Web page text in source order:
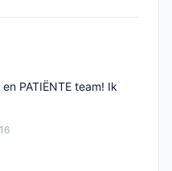
PATIËNTE team! Ik